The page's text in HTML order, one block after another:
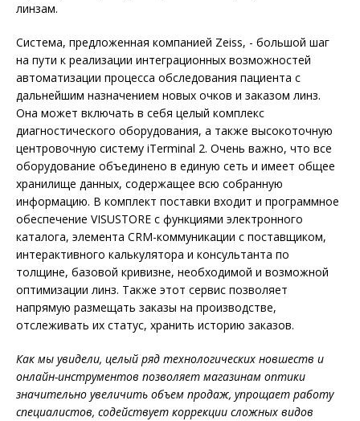
линзам.
Система, предложенная компанией Zeiss, - большой шаг
на пути к реализации интеграционных возможностей
автоматизации процесса обследования пациента с
дальнейшим назначением новых очков и заказом линз.
Она может включать в себя целый комплекс
диагностического оборудования, а также высокоточную
центровочную систему iTerminal 2. Очень важно, что все
оборудование объединено в единую сеть и имеет общее
хранилище данных, содержащее всю собранную
информацию. В комплект поставки входит и программное
обеспечение VISUSTORE с функциями электронного
каталога, элемента CRM-коммуникации с поставщиком,
интерактивного калькулятора и консультанта по
толщине, базовой кривизне, необходимой и возможной
оптимизации линз. Также этот сервис позволяет
напрямую размещать заказы на производстве,
отслеживать их статус, хранить историю заказов.
Как мы увидели, целый ряд технологических новшеств и
онлайн-инструментов позволяет магазинам оптики
значительно увеличить объем продаж, упрощает работу
специалистов, содействует коррекции сложных видов